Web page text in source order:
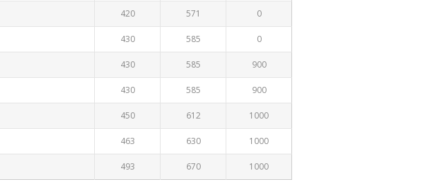
420 571 0
430 585 0
430 585 900
430 585 900
450 612 1000
463 630 1000
493 670 1000